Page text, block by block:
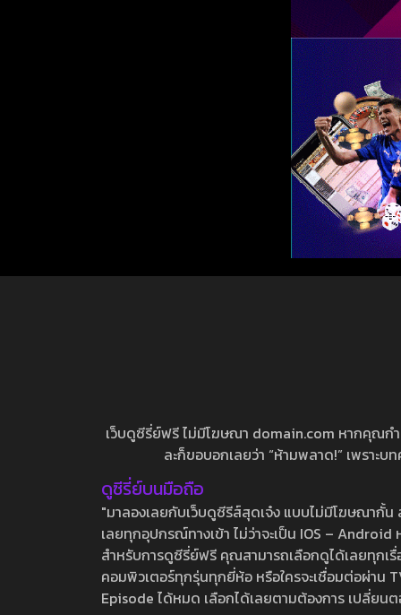
เว็บดูซีรี่ย์ฟรี ไม่มีโฆษณา domain.com หากคุณก
ละก็ขอบอกเลยว่า “ห้ามพลาด!” เพราะ
ดูซีรี่ย์บนมือถือ
"มาลองเลยกับเว็บดูซีรีส์สุดเจ๋ง แบบไม่มีโฆษณากั้
เลยทุกอุปกรณ์ทางเข้า ไม่ว่าจะเป็น IOS –
สำหรับการดูซีรี่ย์ฟรี คุณสามารถเลือกดูได้เลยทุกเ
คอมพิวเตอร์ทุกรุ่นทุกยี่ห้อ หรือใครจะเชื่อมต่อผ่าน
Episode ได้หมด เลือกได้เลยตามต้องการ เปลี่ยน